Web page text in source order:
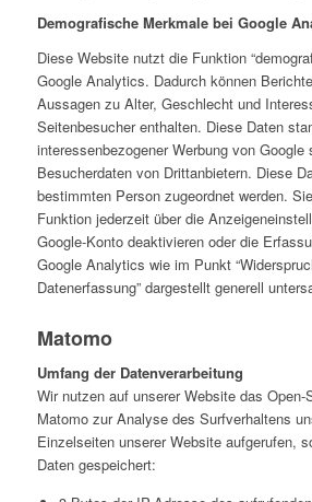
Demografische Merkmale bei Google
Diese Website nutzt die Funktion
Google Analytics. Dadurch können
Aussagen zu Alter, Geschlecht und
Seitenbesucher enthalten. Diese Daten
interessenbezogener Werbung von Google
Besucherdaten von Drittanbietern. Diese
bestimmten Person zugeordnet werden.
Funktion jederzeit über die
Google-Konto deaktivieren oder die
Google Analytics wie im Punkt
Datenerfassung” dargestellt generell
Matomo
Umfang der Datenverarbeitung
Wir nutzen auf unserer Website das Open-
Matomo zur Analyse des Surfverhaltens
Einzelseiten unserer Website aufgerufen,
Daten gespeichert: